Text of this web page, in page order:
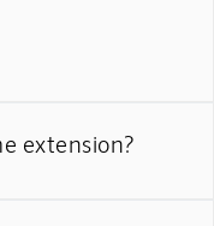
extension?